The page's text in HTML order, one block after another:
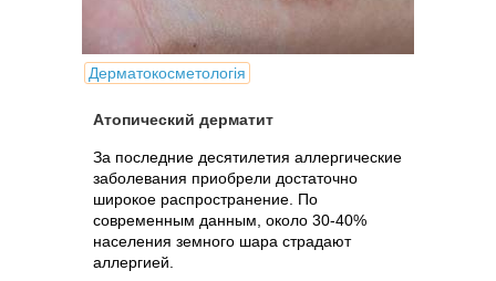
Дерматокосметологія
Атопический дерматит
За последние десятилетия аллергические
заболевания приобрели достаточно
широкое распространение. По
современным данным, около 30-40%
населения земного шара страдают
аллергией.